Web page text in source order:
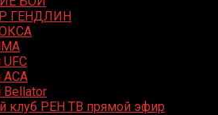
ГЕНДЛИН
ACA
Bellator
клуб РЕН ТВ прямой эфир